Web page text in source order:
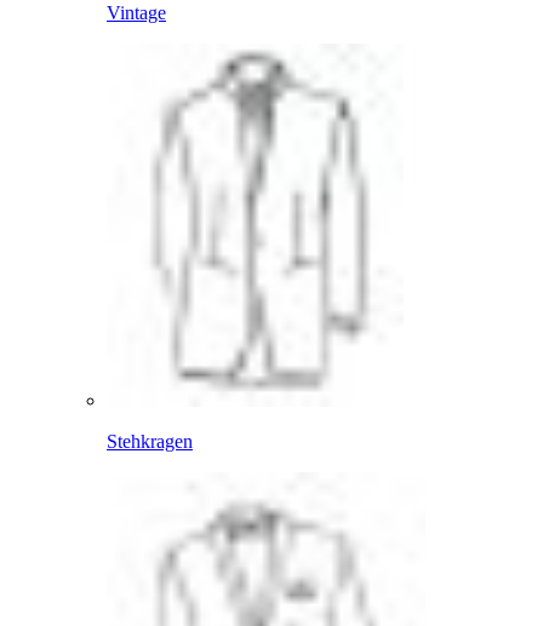
Vintage
Stehkragen